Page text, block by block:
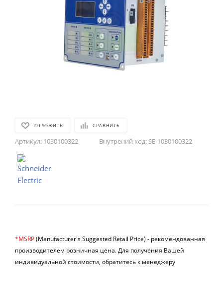
ОТЛОЖИТЬ СРАВНИТЬ
Артикул: 1030100322 Внутрений код: SE-1030100322
*MSRP(Manufacturer's Suggested Retail Price) - рекомендованная
производителем розничная цена.Для получения Вашей
индивидуальной стоимости, обратитесь к менеджеру